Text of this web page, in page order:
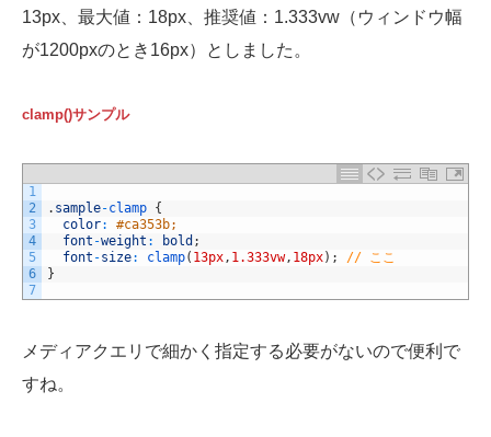
13px、最大値：18px、推奨値：1.333vw（ウィンドウ幅
が1200pxのとき16px）としました。
clamp()サンプル
1
2
3
4
5
6
7
. sample-clamp {
color:
#ca353b;
font -weight : bold ;
font -size: clamp( 13px, 1.333vw, 18px) ;
// ここ
}
メディアクエリで細かく指定する必要がないので便利で
すね。